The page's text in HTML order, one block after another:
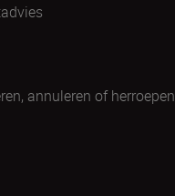
annuleren of herroepen